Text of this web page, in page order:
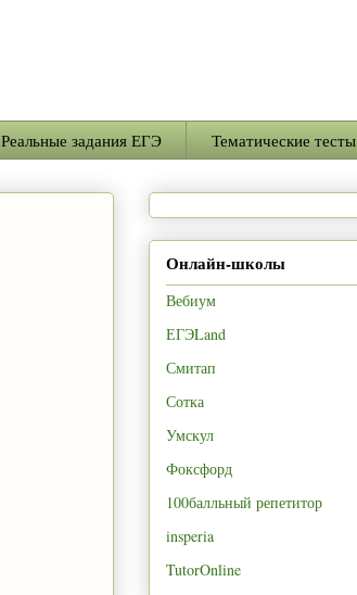
Реальные задания ЕГЭ Тематические тесты
Онлайн-школы
Вебиум
ЕГЭLand
Смитап
Сотка
Умскул
Фоксфорд
100балльный репетитор
insperia
TutorOnline